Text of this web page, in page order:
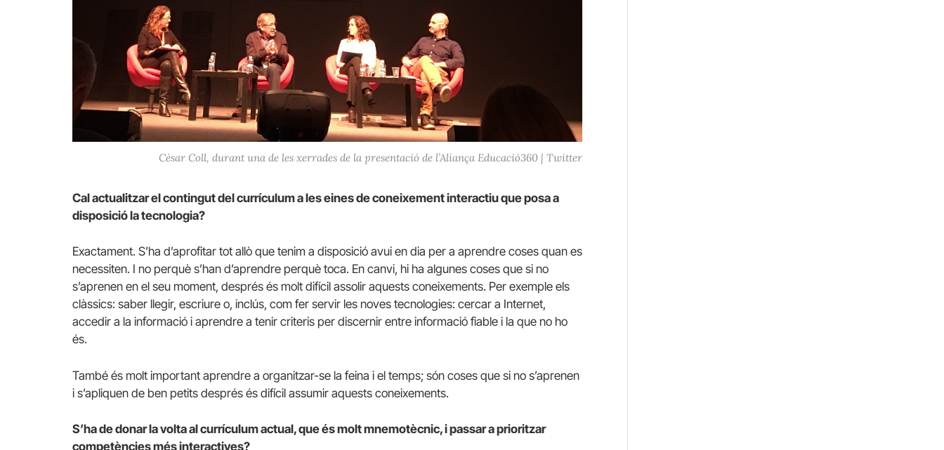
César Coll, durant una de les xerrades de la presentació de l’Aliança Educació360 | Twitter
Cal actualitzar el contingut del currículum a les eines de coneixement interactiu que posa a
disposició la tecnologia?
Exactament. S’ha d’aprofitar tot allò que tenim a disposició avui en dia per a aprendre coses quan es
necessiten. I no perquè s’han d’aprendre perquè toca. En canvi, hi ha algunes coses que si no
s’aprenen en el seu moment, després és molt difícil assolir aquests coneixements. Per exemple els
clàssics: saber llegir, escriure o, inclús, com fer servir les noves tecnologies: cercar a Internet,
accedir a la informació i aprendre a tenir criteris per discernir entre informació fiable i la que no ho
és.
També és molt important aprendre a organitzar-se la feina i el temps; són coses que si no s’aprenen
i s’apliquen de ben petits després és difícil assumir aquests coneixements.
S’ha de donar la volta al currículum actual, que és molt mnemotècnic, i passar a prioritzar
competències més interactives?